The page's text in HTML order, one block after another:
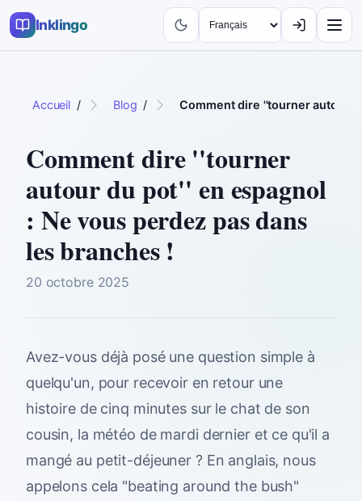
Inklingo
Accueil / Blog / Comment dire ''tourner autour
Comment dire ''tourner
autour du pot'' en espagnol
: Ne vous perdez pas dans
les branches !
20 octobre 2025
Avez-vous déjà posé une question simple à
quelqu'un, pour recevoir en retour une
histoire de cinq minutes sur le chat de son
cousin, la météo de mardi dernier et ce qu'il a
mangé au petit-déjeuner ? En anglais, nous
appelons cela "beating around the bush"